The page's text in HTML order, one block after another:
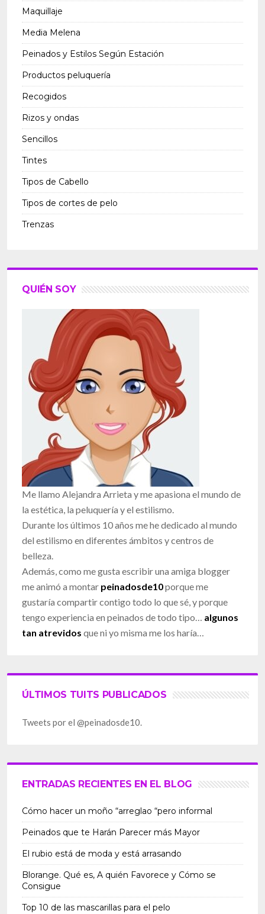
Maquillaje
Media Melena
Peinados y Estilos Según Estación
Productos peluquería
Recogidos
Rizos y ondas
Sencillos
Tintes
Tipos de Cabello
Tipos de cortes de pelo
Trenzas
QUIÉN SOY
Me llamo Alejandra Arrieta y me apasiona el mundo de
la estética, la peluquería y el estilismo.
Durante los últimos 10 años me he dedicado al mundo
del estilismo en diferentes ámbitos y centros de
belleza.
Además, como me gusta escribir una amiga blogger
me animó a montar peinadosde10porque me
gustaría compartir contigo todo lo que sé, y porque
tengo experiencia en peinados de todo tipo… algunos
tan atrevidos que ni yo misma me los haría…
ÚLTIMOS TUITS PUBLICADOS
Tweets por el @peinadosde10.
ENTRADAS RECIENTES EN EL BLOG
Cómo hacer un moño “arreglao “pero informal
Peinados que te Harán Parecer más Mayor
El rubio está de moda y está arrasando
Blorange. Qué es, A quién Favorece y Cómo se
Consigue
Top 10 de las mascarillas para el pelo